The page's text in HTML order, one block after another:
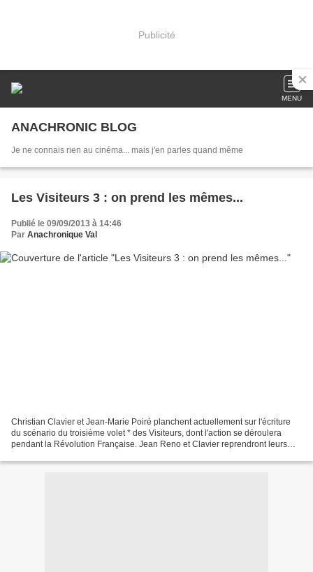
Publicité
MENU
ANACHRONIC BLOG
Je ne connais rien au cinéma... mais j'en parles quand même
Les Visiteurs 3 : on prend les mêmes...
Publié le 09/09/2013 à 14:46
Par Anachronique Val
Christian Clavier et Jean-Marie Poiré planchent actuellement sur l'écriture
du scénario du troisième volet * des Visiteurs, dont l'action se déroulera
pendant la Révolution Française. Jean Reno et Clavier reprendront leurs